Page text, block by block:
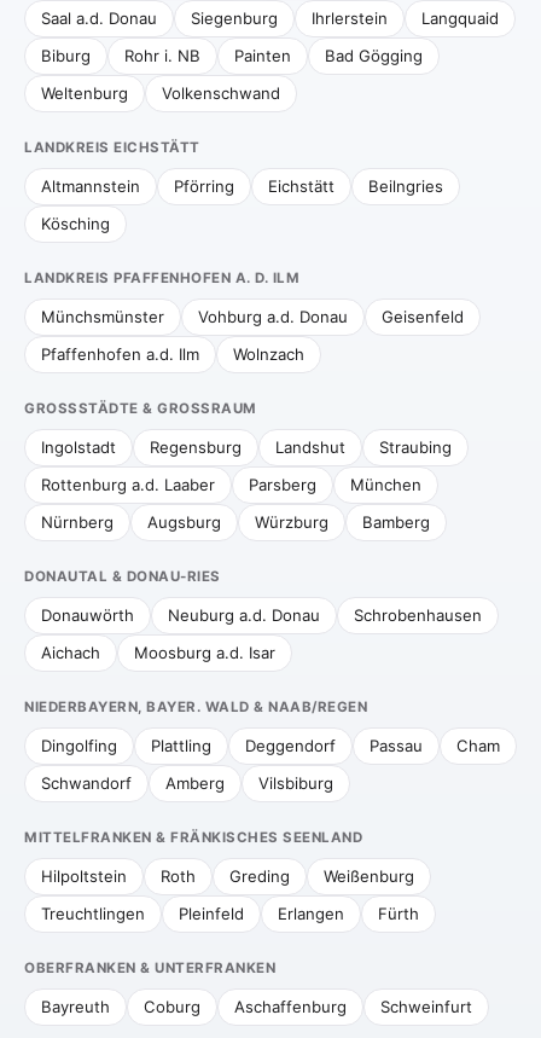
Saal a.d. Donau
Siegenburg Ihrlerstein
Langquaid
Biburg
Rohr i. NB Painten
Bad Gögging
Weltenburg
Volkenschwand
LANDKREIS EICHSTÄTT
Altmannstein Pförring Eichstätt
Beilngries
Kösching
LANDKREIS PFAFFENHOFEN A. D. ILM
Münchsmünster Vohburg a.d. Donau
Geisenfeld
Pfaffenhofen a.d. Ilm
Wolnzach
GROSSSTÄDTE & GROSSRAUM
Ingolstadt Regensburg Landshut
Straubing
Rottenburg a.d. Laaber
Parsberg
München
Nürnberg
Augsburg Würzburg Bamberg
DONAUTAL & DONAU-RIES
Donauwörth Neuburg a.d. Donau
Schrobenhausen
Aichach
Moosburg a.d. Isar
NIEDERBAYERN, BAYER. WALD & NAAB/REGEN
Dingolfing Plattling Deggendorf Passau
Cham
Schwandorf
Amberg Vilsbiburg
MITTELFRANKEN & FRÄNKISCHES SEENLAND
Hilpoltstein Roth Greding
Weißenburg
Treuchtlingen
Pleinfeld Erlangen Fürth
OBERFRANKEN & UNTERFRANKEN
Bayreuth Coburg Aschaffenburg Schweinfurt